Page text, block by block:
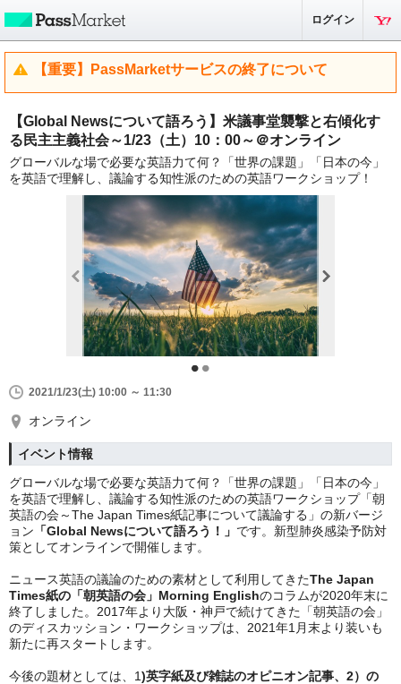
ログイン
【重要】PassMarketサービスの終了について
【Global Newsについて語ろう】米議事堂襲撃と右傾化す
る民主主義社会～1/23（土）10：00～＠オンライン
グローバルな場で必要な英語力て何？「世界の課題」「日本の今」
を英語で理解し、議論する知性派のための英語ワークショップ！
2021/1/23(土) 10:00 ～ 11:30
オンライン
イベント情報
グローバルな場で必要な英語力て何？「世界の課題」「日本の今」
を英語で理解し、議論する知性派のための英語ワークショップ「朝
英語の会～The Japan Times紙記事について議論する」の新バージ
ョン 「Global Newsについて語ろう！」 です。新型肺炎感染予防対
策としてオンラインで開催します。
ニュース英語の議論のための素材として利用してきたThe Japan
Times紙の「朝英語の会」Morning Englishのコラムが2020年末に
終了しました。2017年より大阪・神戸で続けてきた「朝英語の会」
のディスカッション・ワークショップは、2021年1月末より装いも
新たに再スタートします。
今後の題材としては、1)英字紙及び雑誌のオピニオン記事、2）の